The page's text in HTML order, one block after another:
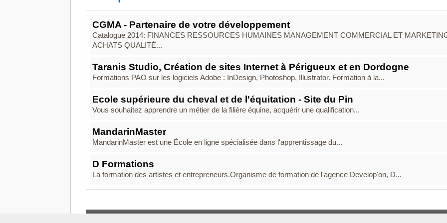
CGMA - Partenaire de votre développement
Catalogue 2014: FINANCES RESSOURCES HUMAINES MANAGEMENT COMMERCIAL ET
ACHATS QUALITÉ...
Taranis Studio, Création de sites Internet à Périgueux et en Dordogne
Formations PAO sur les logiciels Adobe : InDesign, Photoshop, Illustrator. Formation à la...
Ecole supérieure du cheval et de l'équitation - Site du Pin
Vous souhaitez apprendre un métier de la filière équine, acquérir une qualification...
MandarinMaster
MandarinMaster est une École en ligne spécialisée dans l'apprentissage du...
D Formations
La formation des artistes et entrepreneurs.Organisme de formation de l'agence Develop'on, D...